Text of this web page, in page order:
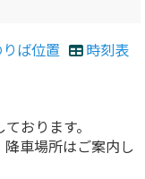
ば位置 時刻表
おります。
車場所はご案内し